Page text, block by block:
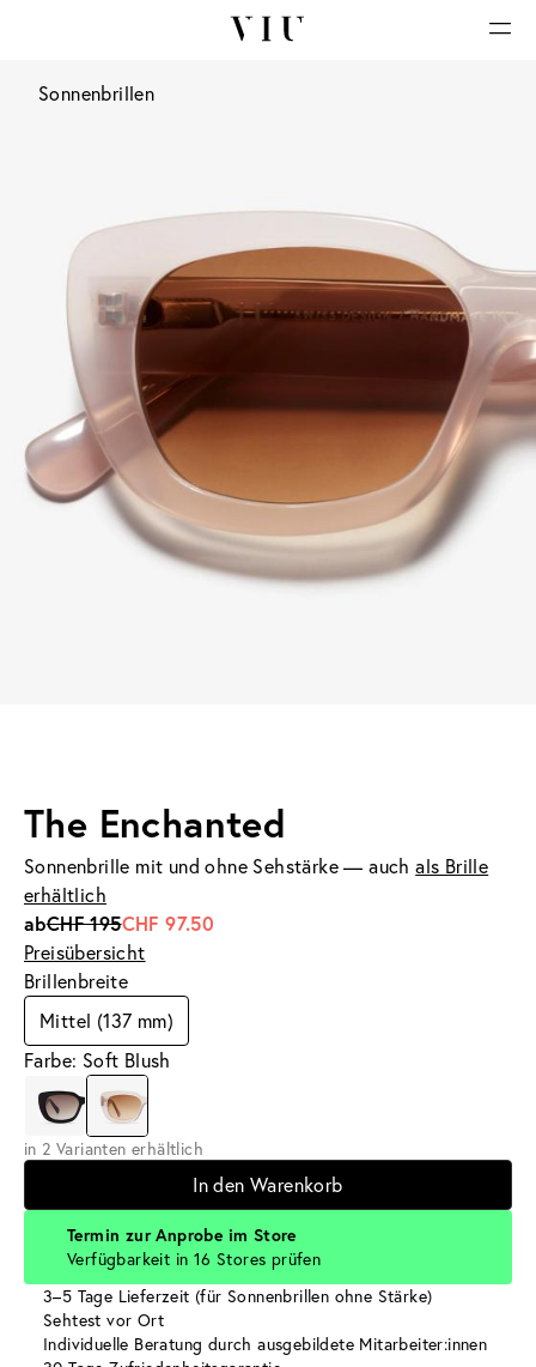
Sonnenbrillen
The Enchanted
Sonnenbrille mit und ohne Sehstärke — auchals Brille
erhältlich
abCHF 195CHF 97.50
Preisübersicht
Brillenbreite
Mittel (137 mm)
Farbe: Soft Blush
in 2 Varianten erhältlich
In den Warenkorb
Termin zur Anprobe im Store
Verfügbarkeit in 16 Stores prüfen
3–5 Tage Lieferzeit (für Sonnenbrillen ohne Stärke)
Sehtest vor Ort
Individuelle Beratung durch ausgebildete Mitarbeiter:innen